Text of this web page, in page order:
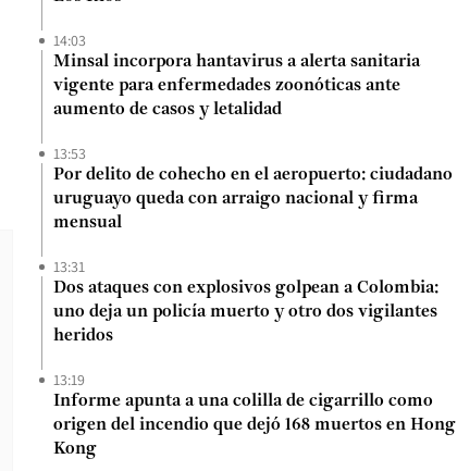
14:03
Minsal incorpora hantavirus a alerta sanitaria
vigente para enfermedades zoonóticas ante
aumento de casos y letalidad
13:53
Por delito de cohecho en el aeropuerto: ciudadano
uruguayo queda con arraigo nacional y firma
mensual
13:31
Dos ataques con explosivos golpean a Colombia:
uno deja un policía muerto y otro dos vigilantes
heridos
13:19
Informe apunta a una colilla de cigarrillo como
origen del incendio que dejó 168 muertos en Hong
Kong